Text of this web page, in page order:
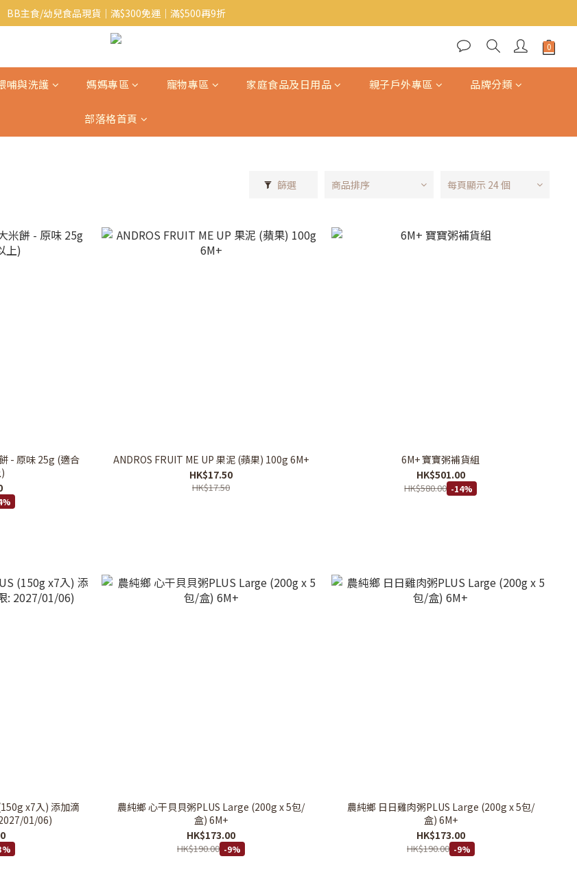
Baby J 有機蝴蝶麵番貨啦~!
BB主食/幼兒食品現貨｜滿$300免運｜滿$500再9折
大人氣!RICO濕紙巾補貨啦~
Baby J 有機蝴蝶麵番貨啦~!
哺與洗護 媽媽專區 寵物專區 家庭食品及日用品 親子戶外專區 品牌分類
部落格首頁
篩選 商品排序 每頁顯示 24 個
- 原味 25g (適合
ANDROS FRUIT ME UP 果泥 (蘋果) 100g 6M+
HK$17.50
HK$17.50
6M+ 寶寶粥補貨組
HK$501.00
HK$580.00 -14%
x7入) 添加滴
01/06)
農純鄉 心干貝貝粥PLUS Large (200g x 5包/
盒) 6M+
HK$173.00
HK$190.00 -9%
農純鄉 日日雞肉粥PLUS Large (200g x 5包/
盒) 6M+
HK$173.00
HK$190.00 -9%